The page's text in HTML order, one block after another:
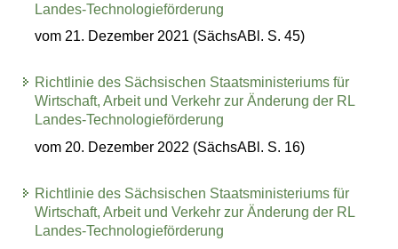
Landes-Technologieförderung
vom 21. Dezember 2021 (SächsABl. S. 45)
Richtlinie des Sächsischen Staatsministeriums für
Wirtschaft, Arbeit und Verkehr zur Änderung der RL
Landes-Technologieförderung
vom 20. Dezember 2022 (SächsABl. S. 16)
Richtlinie des Sächsischen Staatsministeriums für
Wirtschaft, Arbeit und Verkehr zur Änderung der RL
Landes-Technologieförderung